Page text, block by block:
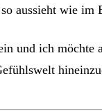
aussieht wie
und ich